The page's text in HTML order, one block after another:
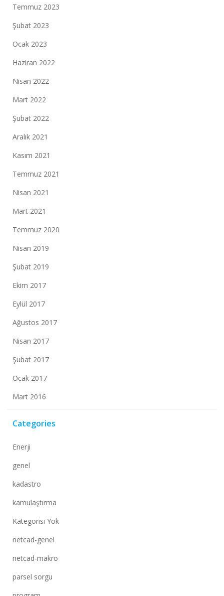
Temmuz 2023
Şubat 2023
Ocak 2023
Haziran 2022
Nisan 2022
Mart 2022
Şubat 2022
Aralık 2021
Kasım 2021
Temmuz 2021
Nisan 2021
Mart 2021
Temmuz 2020
Nisan 2019
Şubat 2019
Ekim 2017
Eylül 2017
Ağustos 2017
Nisan 2017
Şubat 2017
Ocak 2017
Mart 2016
Categories
Enerji
genel
kadastro
kamulaştırma
Kategorisi Yok
netcad-genel
netcad-makro
parsel sorgu